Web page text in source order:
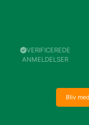
VERIFICEREDE
ANMELDELSER
Bliv